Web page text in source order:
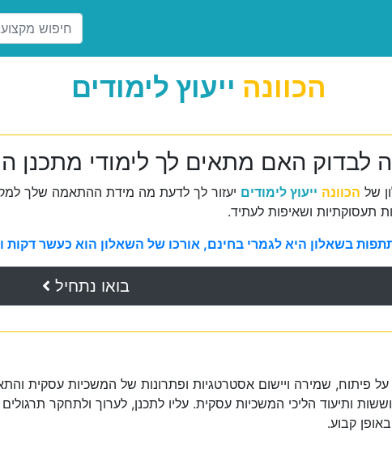
הכוונה ייעוץ לימודים
לבדוק האם מתאים לך לימודי מתכנן
של הכוונה ייעוץ לימודים יעזור לך לדעת מה מידת ההתאמה שלך
תעסוקתיות ושאיפות לעתיד.
בשאלון היא לגמרי בחינם, אורכו של השאלון הוא כעשר דקות
בואו נתחיל
פיתוח, שמירה ויישום אסטרטגיות ופתרונות של המשכיות עסקית
ותיעוד הליכי המשכיות עסקית. עליו לתכנן, לערוך ולתחקר
קבוע.